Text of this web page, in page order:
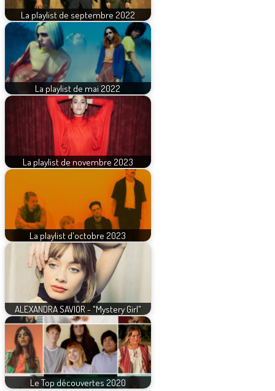
La playlist de septembre 2022
La playlist de mai 2022
La playlist de novembre 2023
La playlist d'octobre 2023
ALEXANDRA SAVIOR - "Mystery Girl"
Le Top découvertes 2020